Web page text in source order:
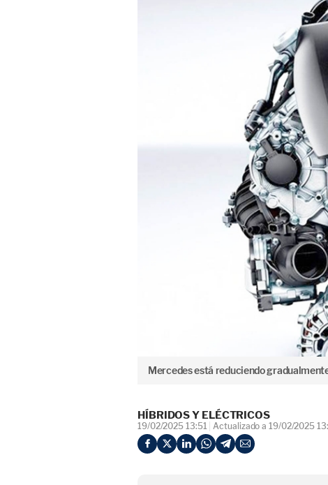
Mercedes está reduciendo
HÍBRIDOS Y ELÉCTRICOS
19/02/2025 13:51 Actualizado a 19/02/2025